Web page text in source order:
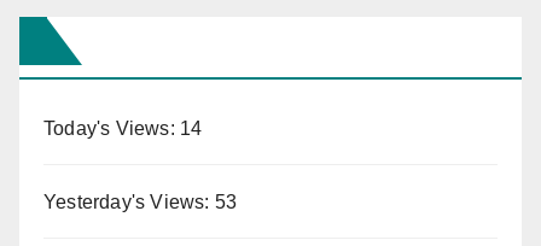
Today's Views: 14
Yesterday's Views: 53